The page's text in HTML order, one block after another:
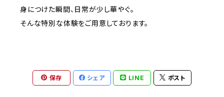
身につけた瞬間、日常が少し華やぐ。
そんな特別な体験をご用意しております。
保存 シェア LINE ポスト